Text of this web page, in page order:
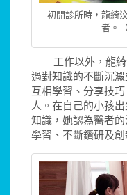
初開診所時，龍綺
者。
工作以外，龍綺
過對知識的不斷沉
互相學習、分享技
人。在自己的小孩
知識，她認為醫者
學習、不斷鑽研及創